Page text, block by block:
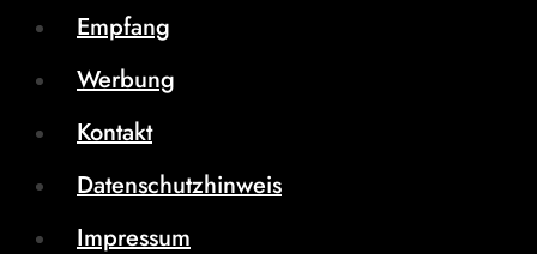
Empfang
Werbung
Kontakt
Datenschutzhinweis
Impressum